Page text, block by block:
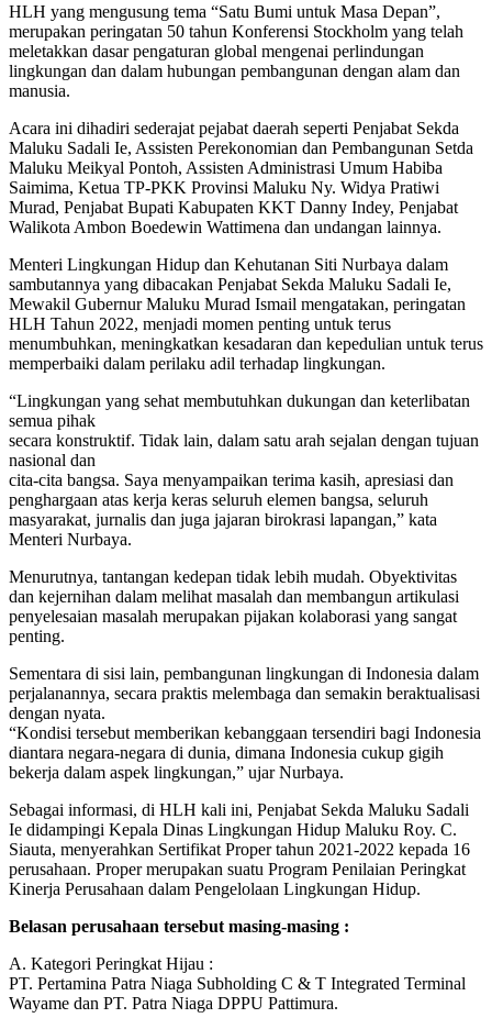
HLH yang mengusung tema “Satu Bumi untuk Masa Depan”,
merupakan peringatan 50 tahun Konferensi Stockholm yang telah
meletakkan dasar pengaturan global mengenai perlindungan
lingkungan dan dalam hubungan pembangunan dengan alam dan
manusia.
Acara ini dihadiri sederajat pejabat daerah seperti Penjabat Sekda
Maluku Sadali Ie, Assisten Perekonomian dan Pembangunan Setda
Maluku Meikyal Pontoh, Assisten Administrasi Umum Habiba
Saimima, Ketua TP-PKK Provinsi Maluku Ny. Widya Pratiwi
Murad, Penjabat Bupati Kabupaten KKT Danny Indey, Penjabat
Walikota Ambon Boedewin Wattimena dan undangan lainnya.
Menteri Lingkungan Hidup dan Kehutanan Siti Nurbaya dalam
sambutannya yang dibacakan Penjabat Sekda Maluku Sadali Ie,
Mewakil Gubernur Maluku Murad Ismail mengatakan, peringatan
HLH Tahun 2022, menjadi momen penting untuk terus
menumbuhkan, meningkatkan kesadaran dan kepedulian untuk terus
memperbaiki dalam perilaku adil terhadap lingkungan.
“Lingkungan yang sehat membutuhkan dukungan dan keterlibatan
semua pihak
secara konstruktif. Tidak lain, dalam satu arah sejalan dengan tujuan
nasional dan
cita-cita bangsa. Saya menyampaikan terima kasih, apresiasi dan
penghargaan atas kerja keras seluruh elemen bangsa, seluruh
masyarakat, jurnalis dan juga jajaran birokrasi lapangan,” kata
Menteri Nurbaya.
Menurutnya, tantangan kedepan tidak lebih mudah. Obyektivitas
dan kejernihan dalam melihat masalah dan membangun artikulasi
penyelesaian masalah merupakan pijakan kolaborasi yang sangat
penting.
Sementara di sisi lain, pembangunan lingkungan di Indonesia dalam
perjalanannya, secara praktis melembaga dan semakin beraktualisasi
dengan nyata.
“Kondisi tersebut memberikan kebanggaan tersendiri bagi Indonesia
diantara negara-negara di dunia, dimana Indonesia cukup gigih
bekerja dalam aspek lingkungan,” ujar Nurbaya.
Sebagai informasi, di HLH kali ini, Penjabat Sekda Maluku Sadali
Ie didampingi Kepala Dinas Lingkungan Hidup Maluku Roy. C.
Siauta, menyerahkan Sertifikat Proper tahun 2021-2022 kepada 16
perusahaan. Proper merupakan suatu Program Penilaian Peringkat
Kinerja Perusahaan dalam Pengelolaan Lingkungan Hidup.
Belasan perusahaan tersebut masing-masing :
A. Kategori Peringkat Hijau :
PT. Pertamina Patra Niaga Subholding C & T Integrated Terminal
Wayame dan PT. Patra Niaga DPPU Pattimura.